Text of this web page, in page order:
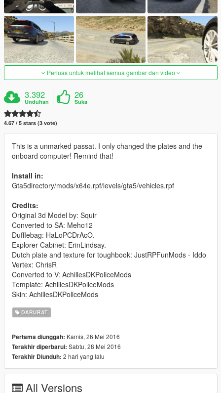
Perluas untuk melihat semua gambar dan video
3.392
Unduhan
26
Suka
4.67 / 5 stars (3 vote)
This is a unmarked passat. I only changed the plates and the
onboard computer! Remind that!
Install in:
Gta5directory/mods/x64e.rpf/levels/gta5/vehicles.rpf
Credits:
Original 3d Model by: Squir
Converted to SA: Meho12
Dufflebag: HaLoPCDrAcO.
Explorer Cabinet: ErinLindsay.
Dutch plate and texture for toughbook: JustRPFunMods - Iddo
Vertex: ChrisR
Converted to V: AchillesDKPoliceMods
Template: AchillesDKPoliceMods
Skin: AchillesDKPoliceMods
DARURAT
Pertama diunggah: Kamis, 26 Mei 2016
Terakhir diperbarui: Sabtu, 28 Mei 2016
Terakhir Diunduh: 2 hari yang lalu
All Versions